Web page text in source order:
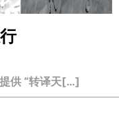
供 “转译天[…]